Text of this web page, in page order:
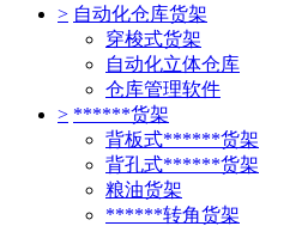
> 自动化仓库货架
穿梭式货架
自动化立体仓库
仓库管理软件
> ******货架
背板式******货架
背孔式******货架
粮油货架
******转角货架